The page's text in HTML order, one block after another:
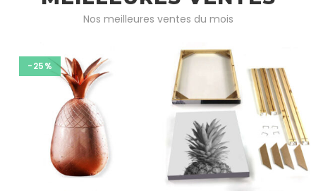
Nos meilleures ventes du mois
-25%